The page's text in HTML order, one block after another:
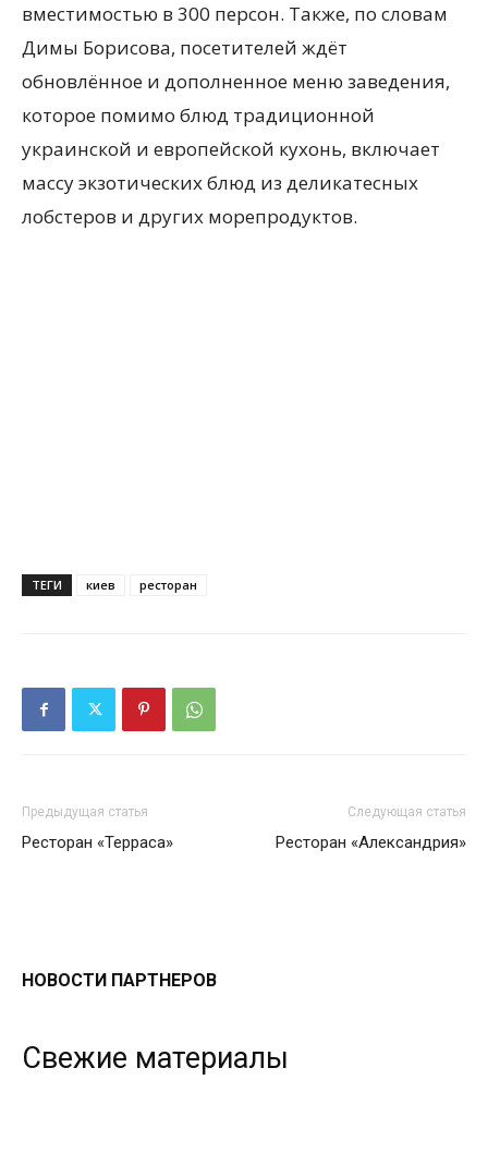
вместимостью в 300 персон. Также, по словам
Димы Борисова, посетителей ждёт
обновлённое и дополненное меню заведения,
которое помимо блюд традиционной
украинской и европейской кухонь, включает
массу экзотических блюд из деликатесных
лобстеров и других морепродуктов.
ТЕГИ киев ресторан
Предыдущая статья
Ресторан «Терраса»
Следующая статья
Ресторан «Александрия»
НОВОСТИ ПАРТНЕРОВ
Свежие материалы